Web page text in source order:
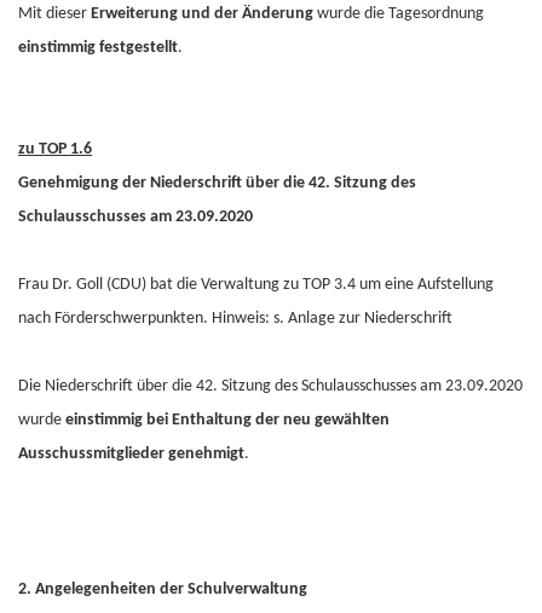
Mit dieser Erweiterung und der Änderung wurde die Tagesordnung
einstimmig festgestellt.
zu TOP 1.6
Genehmigung der Niederschrift über die 42. Sitzung des
Schulausschusses am 23.09.2020
Frau Dr. Goll (CDU) bat die Verwaltung zu TOP 3.4 um eine Aufstellung
nach Förderschwerpunkten. Hinweis: s. Anlage zur Niederschrift
Die Niederschrift über die 42. Sitzung des Schulausschusses am 23.09.2020
wurde einstimmig bei Enthaltung der neu gewählten
Ausschussmitglieder genehmigt.
2. Angelegenheiten der Schulverwaltung